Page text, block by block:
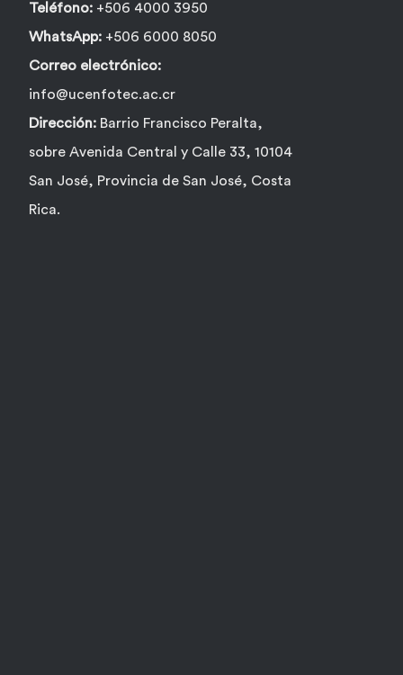
Teléfono: +506 4000 3950
WhatsApp: +506 6000 8050
Correo electrónico:
info@ucenfotec.ac.cr
Dirección: Barrio Francisco Peralta,
sobre Avenida Central y Calle 33, 10104
San José, Provincia de San José, Costa
Rica.